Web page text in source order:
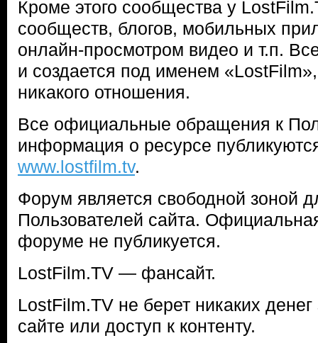
Кроме этого сообщества у
сообществ, блогов, мобильных
онлайн-просмотром видео и т.п.
и создается под именем
никакого отношения.
Все официальные обращения к
информация о ресурсе
www.lostfilm.tv.
Форум является свободной зоной
Пользователей сайта.
форуме не публикуется.
LostFilm.TV — фансайт.
LostFilm.TV не берет никаких
сайте или доступ к контенту.